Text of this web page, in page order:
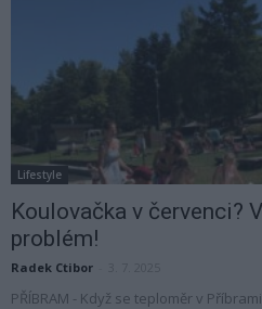
Lifestyle
Koulovačka v červenci?
problém!
Radek Ctibor
PŘÍBRAM - Když se teploměr v